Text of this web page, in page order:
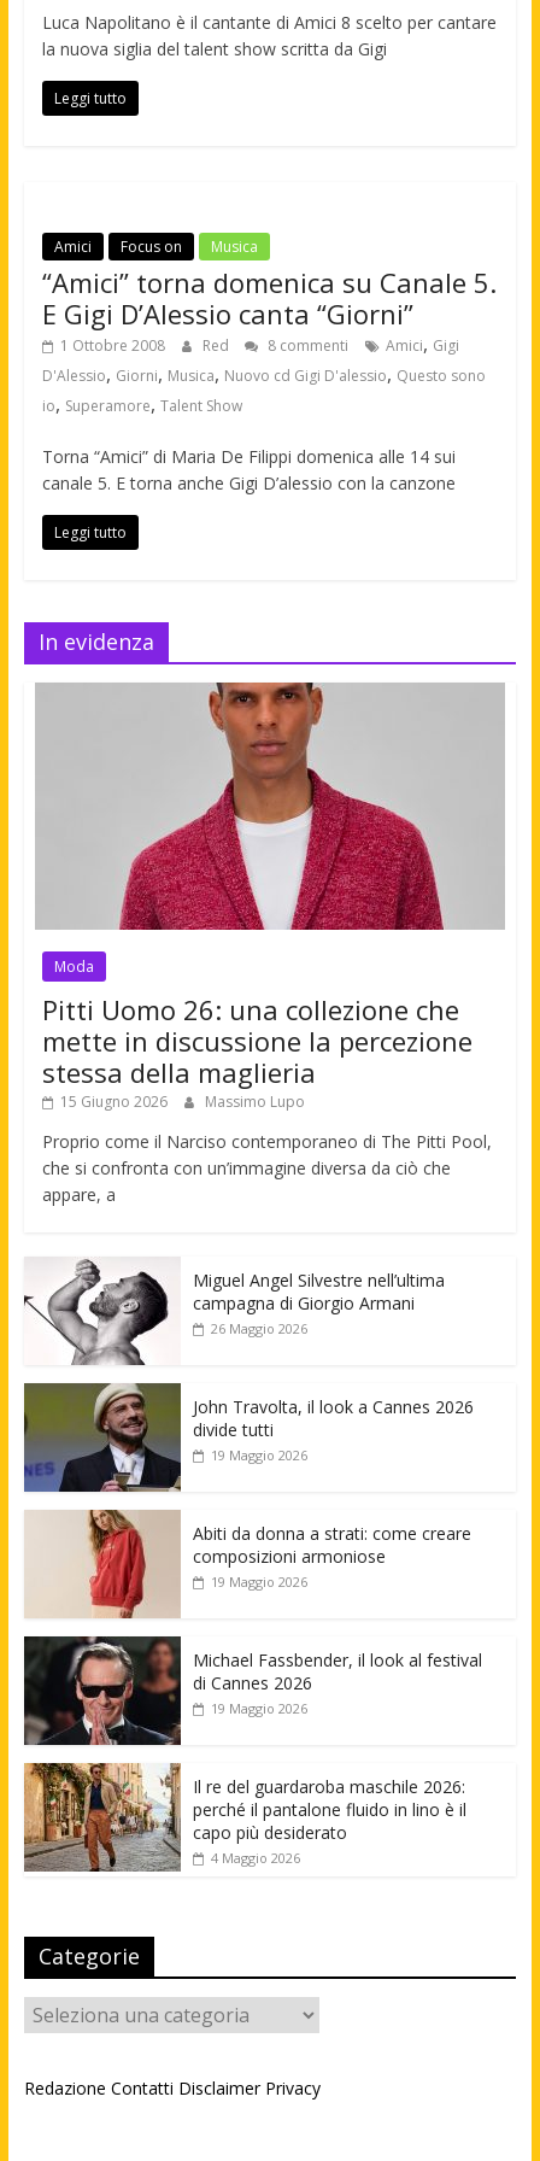
Luca Napolitano è il cantante di Amici 8 scelto per cantare
la nuova siglia del talent show scritta da Gigi
Leggi tutto
Amici Focus on Musica
“Amici” torna domenica su Canale 5.
E Gigi D’Alessio canta “Giorni”
1 Ottobre 2008 Red 8 commenti Amici, Gigi
D'Alessio, Giorni, Musica, Nuovo cd Gigi D'alessio, Questo sono
io, Superamore, Talent Show
Torna “Amici” di Maria De Filippi domenica alle 14 sui
canale 5. E torna anche Gigi D’alessio con la canzone
Leggi tutto
In evidenza
Moda
Pitti Uomo 26: una collezione che
mette in discussione la percezione
stessa della maglieria
15 Giugno 2026 Massimo Lupo
Proprio come il Narciso contemporaneo di The Pitti Pool,
che si confronta con un’immagine diversa da ciò che
appare, a
Miguel Angel Silvestre nell’ultima
campagna di Giorgio Armani
26 Maggio 2026
John Travolta, il look a Cannes 2026
divide tutti
19 Maggio 2026
Abiti da donna a strati: come creare
composizioni armoniose
19 Maggio 2026
Michael Fassbender, il look al festival
di Cannes 2026
19 Maggio 2026
Il re del guardaroba maschile 2026:
perché il pantalone fluido in lino è il
capo più desiderato
4 Maggio 2026
Categorie
Categorie
Redazione Contatti Disclaimer Privacy